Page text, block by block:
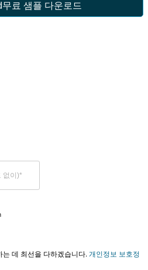
무료 샘플 다운로드
데 최선을 다하겠습니다.개인정보 보호정